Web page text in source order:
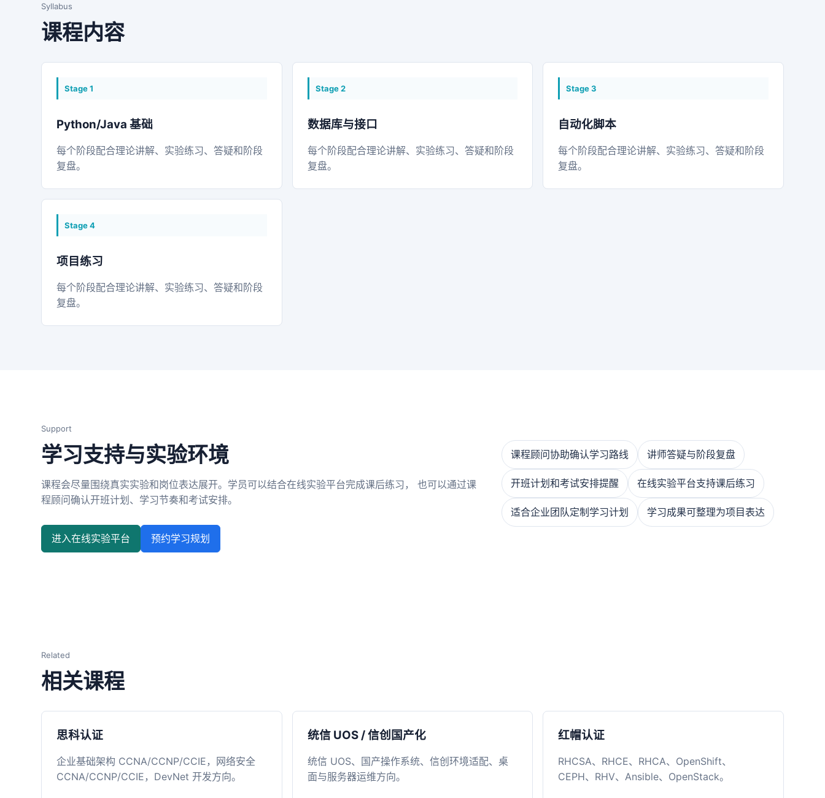
Syllabus
课程内容
Stage1
Python/Java 基础
每个阶段配合理论讲解、实验练习、答疑和阶段
复盘。
Stage2
数据库与接口
每个阶段配合理论讲解、实验练习、答疑和阶段
复盘。
Stage3
自动化脚本
每个阶段配合理论讲解、实验练习、答疑和阶段
复盘。
Stage4
项目练习
每个阶段配合理论讲解、实验练习、答疑和阶段
复盘。
Support
学习支持与实验环境
课程会尽量围绕真实实验和岗位表达展开。学员可以结合在线实验平台完成课后练习， 也可以通过课
程顾问确认开班计划、学习节奏和考试安排。
进入在线实验平台 预约学习规划
课程顾问协助确认学习路线 讲师答疑与阶段复盘
开班计划和考试安排提醒 在线实验平台支持课后练习
适合企业团队定制学习计划 学习成果可整理为项目表达
Related
相关课程
思科认证
企业基础架构 CCNA/CCNP/CCIE，网络安全
CCNA/CCNP/CCIE，DevNet 开发方向。
统信 UOS / 信创国产化
统信 UOS、国产操作系统、信创环境适配、桌
面与服务器运维方向。
红帽认证
RHCSA、RHCE、RHCA、OpenShift、
CEPH、RHV、Ansible、OpenStack。